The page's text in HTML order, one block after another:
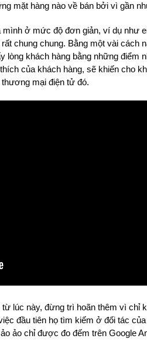
mặt hàng nào về bán bởi vì gần
ở mức độ đơn giản, ví dụ như
chung chung. Bằng một vài cách
khách hàng bằng những điểm
của khách hàng, sẽ khiến cho
mại điện tử đó.
lúc này, đừng trì hoãn thêm vì chỉ
đầu tiên họ tìm kiếm ở đối tác
ảo chỉ được đo đếm trên Google